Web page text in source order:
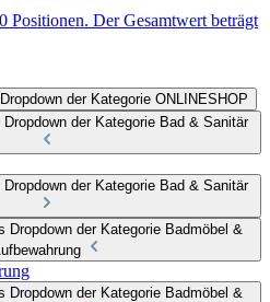
Positionen. Der Gesamtwert beträgt
der Kategorie ONLINESHOP
der Kategorie Bad & Sanitär
der Kategorie Bad & Sanitär
Dropdown der Kategorie Badmöbel &
Dropdown der Kategorie Badmöbel &